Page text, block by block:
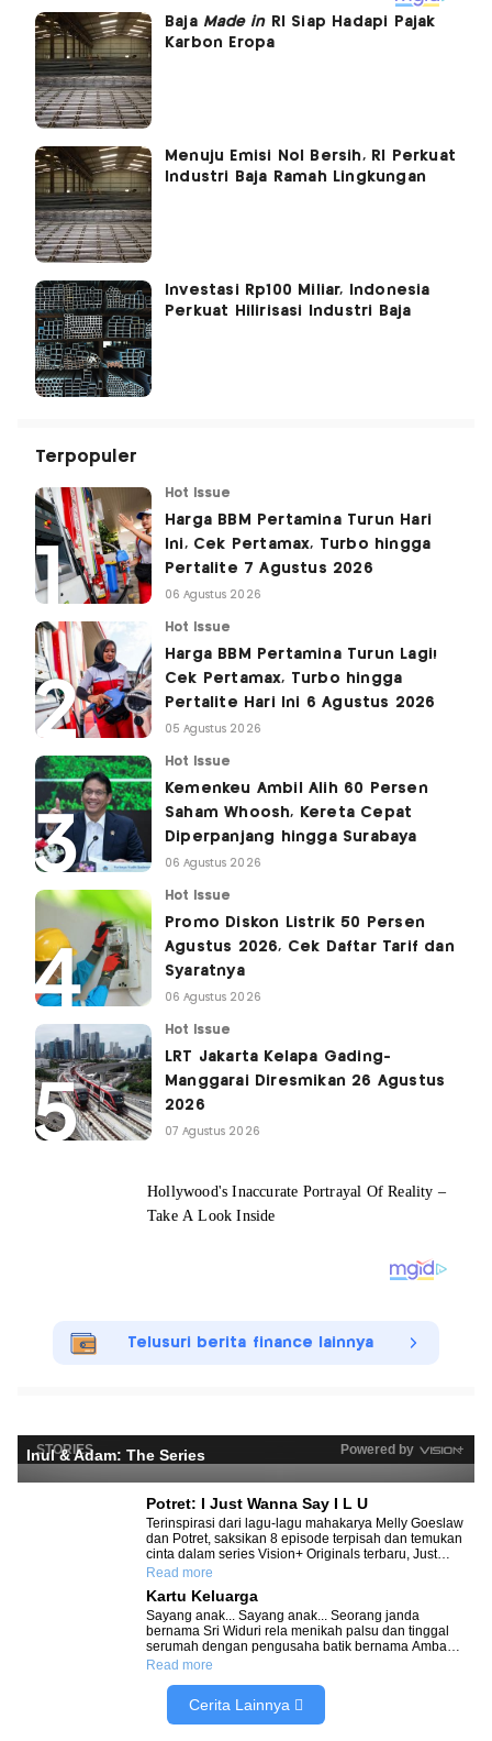
Baja Made inRI Siap Hadapi Pajak
Karbon Eropa
Menuju Emisi Nol Bersih, RI Perkuat
Industri Baja Ramah Lingkungan
Investasi Rp100 Miliar, Indonesia
Perkuat Hilirisasi Industri Baja
Terpopuler
Hot Issue
Harga BBM Pertamina Turun Hari
Ini, Cek Pertamax, Turbo hingga
Pertalite 7 Agustus 2026
06 Agustus 2026
Hot Issue
Harga BBM Pertamina Turun Lagi!
Cek Pertamax, Turbo hingga
Pertalite Hari Ini 6 Agustus 2026
05 Agustus 2026
Hot Issue
Kemenkeu Ambil Alih 60 Persen
Saham Whoosh, Kereta Cepat
Diperpanjang hingga Surabaya
06 Agustus 2026
Hot Issue
Promo Diskon Listrik 50 Persen
Agustus 2026, Cek Daftar Tarif dan
Syaratnya
06 Agustus 2026
Hot Issue
LRT Jakarta Kelapa Gading-
Manggarai Diresmikan 26 Agustus
2026
07 Agustus 2026
Telusuri berita finance lainnya